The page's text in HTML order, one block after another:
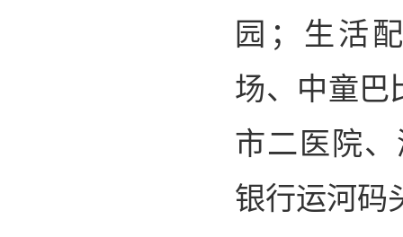
园；生活
场、中童巴
市二医院
银行运河码